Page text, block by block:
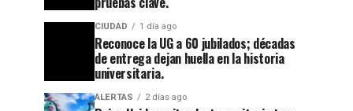
CIUDAD 1 día ago
Reconoce la UG a 60 jubilados; décadas
de entrega dejan huella en la historia
universitaria.
ALERTAS 2 días ago
CIUDAD 1 semana ago
Guanajuato